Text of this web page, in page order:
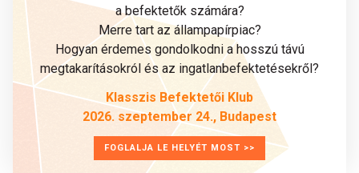
a befektetők számára?
Merre tart az állampapírpiac?
Hogyan érdemes gondolkodni a hosszú távú
megtakarításokról és az ingatlanbefektetésekről?
Klasszis Befektetői Klub
2026. szeptember 24., Budapest
FOGLALJA LE HELYÉT MOST >>